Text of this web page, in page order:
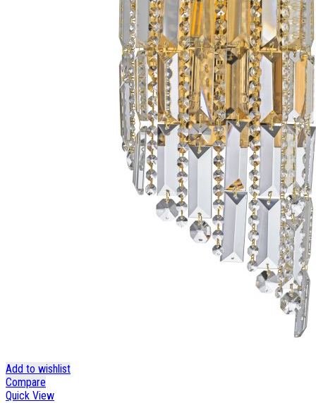
Add to wishlist
Compare
Quick View